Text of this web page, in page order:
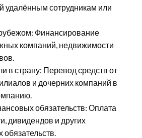
удалённым сотрудникам или
Финансирование
компаний, недвижимости
в страну: Перевод средств от
и дочерних компаний в
обязательств: Оплата
дивидендов и других